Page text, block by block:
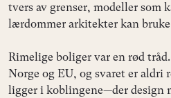
tvers av grenser, modeller som
lærdommer arkitekter kan
Rimelige boliger var en rød
Norge og EU, og svaret er
ligger i koblingene—der design